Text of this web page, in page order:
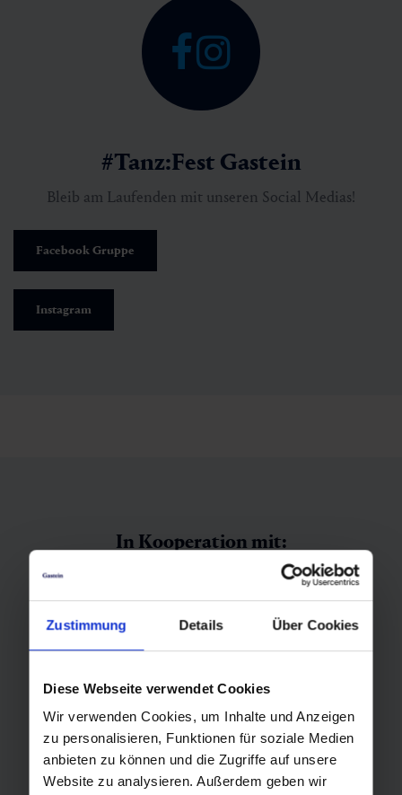
Zustimmung Details Über Cookies
Diese Webseite verwendet Cookies
Wir verwenden Cookies, um Inhalte und Anzeigen
zu personalisieren, Funktionen für soziale Medien
anbieten zu können und die Zugriffe auf unsere
Website zu analysieren. Außerdem geben wir
#Tanz:Fest Gastein
Bleib am Laufenden mit unseren Social Medias!
Facebook Gruppe
Instagram
In Kooperation mit: